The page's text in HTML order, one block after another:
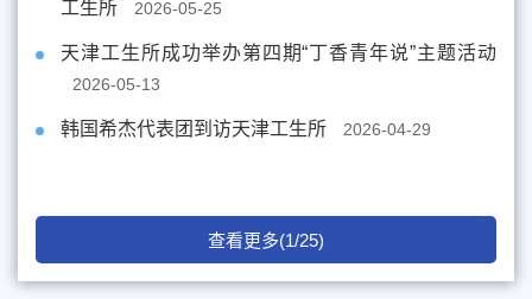
工生所
2026-05-25
天津工生所成功举办第四期“丁香青年说”主题活动
2026-05-13
韩国希杰代表团到访天津工生所 2026-04-29
查看更多(1/25)